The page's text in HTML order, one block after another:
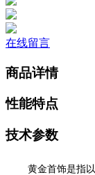
在线留言
商品详情
性能特点
技术参数
黄金首饰是指